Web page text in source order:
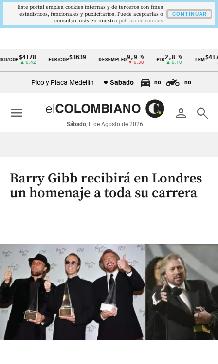
Cintillo
económicos
Colombia
COP$4178
▲ 0.42
EUR/COP$3639 DESEMPLEO 9,9 %
▼ 0.30
PIB2,8 %
▲ 0.10
TRM
▲
Pico y Placa Medellín Sabado no no
person search
Sábado, 8 de Agosto de 2026
menu
Barry Gibb recibirá en Londres
un homenaje a toda su carrera
Este portal emplea cookies internas y de terceros con fines
estadísticos, funcionales y publicitarios. Puede aceptarlas o
consultar más en nuestra politica de cookies
CONTINUAR